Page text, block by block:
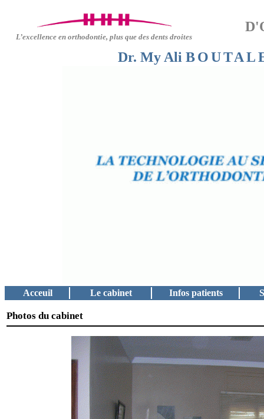
L’excellence en orthodontie, plus que des dents droites
Dr. My Ali
Acceuil Le cabinet Infos patients
Photos du cabinet